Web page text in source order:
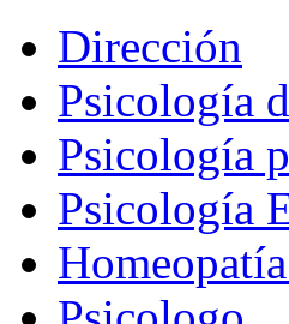
Dirección
Psicología
Psicología
Psicología